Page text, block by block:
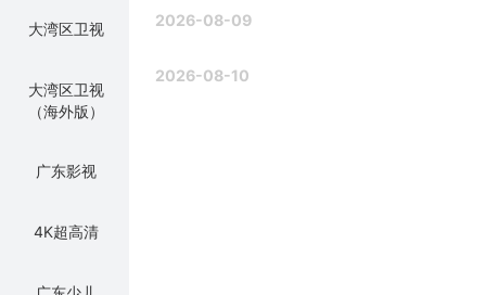
大湾区卫视
大湾区卫视
（海外版）
广东影视
4K超高清
2026-08-09
2026-08-10